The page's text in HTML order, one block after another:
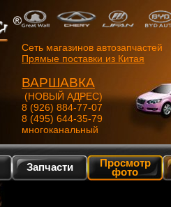
Сеть магазинов автозапчастей
Прямые поставки из Китая
ВАРШАВКА
(НОВЫЙ АДРЕС)
8 (926) 884-77-07
8 (495) 644-35-79
многоканальный
Запчасти Просмотр
фото